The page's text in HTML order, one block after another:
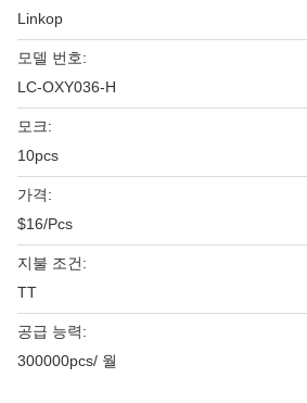
Linkop
모델 번호:
LC-OXY036-H
모크:
10pcs
가격:
$16/Pcs
지불 조건:
TT
공급 능력:
300000pcs/ 월